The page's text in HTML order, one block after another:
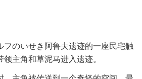
フのいせき阿鲁夫遗迹的一座民宅触
主角和草泥马进入遗迹。